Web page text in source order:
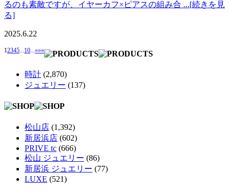
るのも素敵ですが、イヤーカフ×ピアスの組み合 ...[続きを見
る]
2025.6.22
12345 10 »»»
時計 (2,870)
ジュエリー (137)
松山店 (1,392)
新居浜店 (602)
PRIVE tc (666)
松山 ジュエリー (86)
新居浜 ジュエリー (77)
LUXE (521)